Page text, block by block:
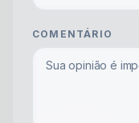
COMENTÁRIO